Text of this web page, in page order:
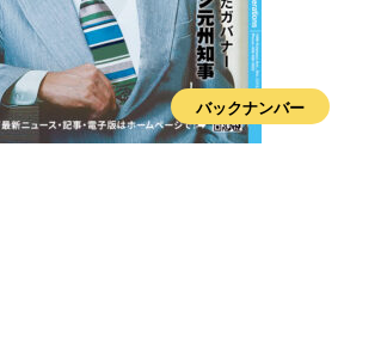
バックナンバー